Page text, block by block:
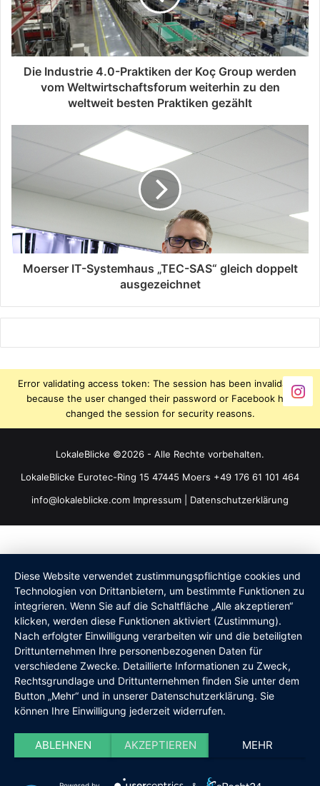
Die Industrie 4.0-Praktiken der Koç Group werden
vom Weltwirtschaftsforum weiterhin zu den
weltweit besten Praktiken gezählt
Moerser IT-Systemhaus „TEC-SAS“ gleich doppelt
ausgezeichnet
Error validating access token: The session has been invalidated
because the user changed their password or Facebook has
changed the session for security reasons.
LokaleBlicke ©2026 - Alle Rechte vorbehalten.
LokaleBlicke Eurotec-Ring 15 47445 Moers +49 176 61 101 464
info@lokaleblicke.com Impressum Datenschutzerklärung
Diese Website verwendet zustimmungspflichtige cookies und
Technologien von Drittanbietern, um bestimmte Funktionen zu
integrieren. Wenn Sie auf die Schaltfläche „Alle akzeptieren“
klicken, werden diese Funktionen aktiviert (Zustimmung).
Nach erfolgter Einwilligung verarbeiten wir und die beteiligten
Drittunternehmen Ihre personenbezogenen Daten für
verschiedene Zwecke. Detaillierte Informationen zu Zweck,
Rechtsgrundlage und Drittunternehmen finden Sie unter dem
Button „Mehr“ und in unserer Datenschutzerklärung. Sie
können Ihre Einwilligung jederzeit widerrufen.
ABLEHNEN AKZEPTIEREN MEHR